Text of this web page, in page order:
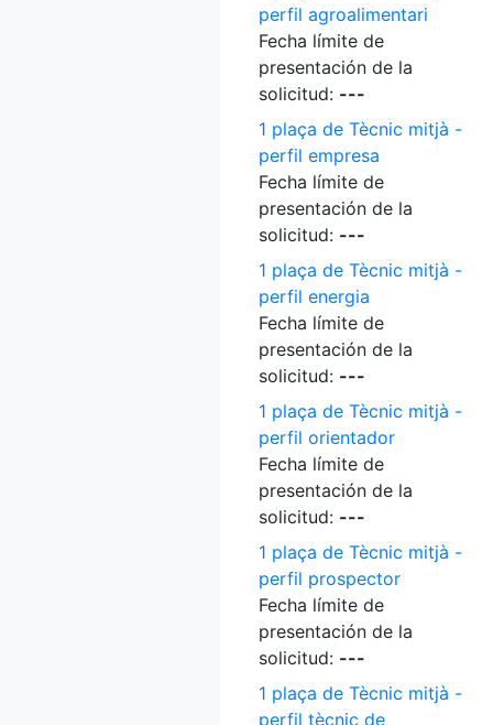
perfil agroalimentari
Fecha límite de
presentación de la
solicitud: ---
1 plaça de Tècnic mitjà -
perfil empresa
Fecha límite de
presentación de la
solicitud: ---
1 plaça de Tècnic mitjà -
perfil energia
Fecha límite de
presentación de la
solicitud: ---
1 plaça de Tècnic mitjà -
perfil orientador
Fecha límite de
presentación de la
solicitud: ---
1 plaça de Tècnic mitjà -
perfil prospector
Fecha límite de
presentación de la
solicitud: ---
1 plaça de Tècnic mitjà -
perfil tècnic de